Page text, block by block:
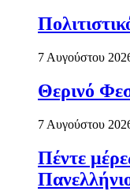
7 Αυγούστου
Θερινό
7 Αυγούστου
Πέντε